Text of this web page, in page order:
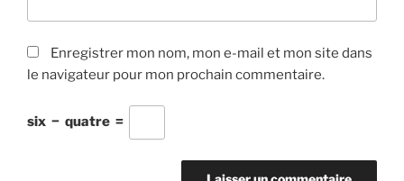
Enregistrer mon nom, mon e-mail et mon site dans
le navigateur pour mon prochain commentaire.
six − quatre =